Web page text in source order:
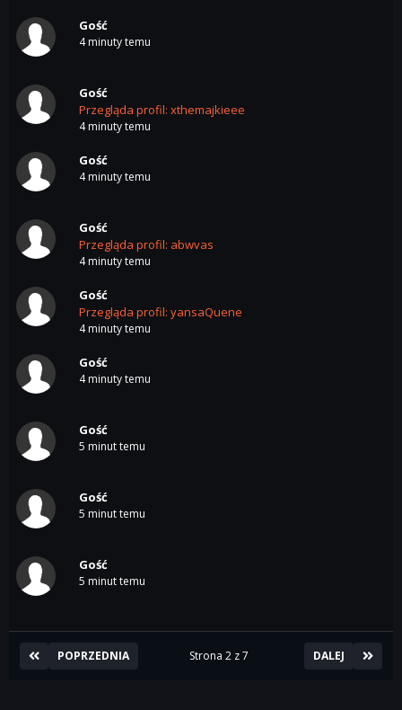
Gość
4 minuty temu
Gość
Przegląda profil: xthemajkieee
4 minuty temu
Gość
4 minuty temu
Gość
Przegląda profil: abwvas
4 minuty temu
Gość
Przegląda profil: yansaQuene
4 minuty temu
Gość
4 minuty temu
Gość
5 minut temu
Gość
5 minut temu
Gość
5 minut temu
POPRZEDNIA DALEJ
Strona 2 z 7